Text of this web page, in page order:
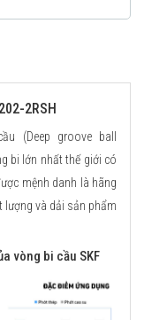
2RSH
(Deep groove ball
bi lớn nhất thế giới có
mệnh danh là hãng
lượng và dải sản phẩm
vòng bi cầu SKF